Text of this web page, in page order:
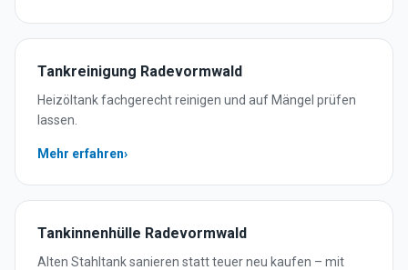
Tankreinigung Radevormwald
Heizöltank fachgerecht reinigen und auf Mängel prüfen
lassen.
Mehr erfahren›
Tankinnenhülle Radevormwald
Alten Stahltank sanieren statt teuer neu kaufen – mit